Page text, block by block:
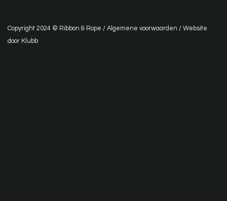
Copyright 2024 © Ribbon & Rope / Algemene voorwaarden / Website
door Klubb